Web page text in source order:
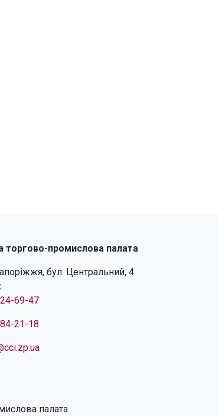
торгово-промислова палата
бул. Центральний, 4
69-47
21-18
палата